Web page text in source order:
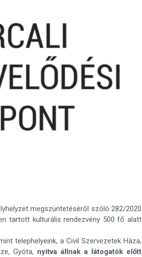
megszüntetéséről szóló 282/2020
tartott kulturális rendezvény 500 fő alatt
telephelyeink, a Civil Szervezetek Háza,
Gyóta, nyitva állnak a látogatók előtt